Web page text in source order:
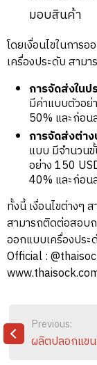
มอบสินค้า
โดยเงื่อนไขในการ
เครื่องประดับ สาม
การจัดส่งในป
มีค่าแบบตัวอย่
50% และก่อ
การจัดส่งต่าง
แบบ มีจำนวน
อย่าง 150
40% และก่อ
ทั้งนี้ เงื่อนไขต่างๆ
สามารถติดต่อสอบถ
ออกแบบเครื่องปร
Official :
POSTPrevious:
ผลิตปลอกแข